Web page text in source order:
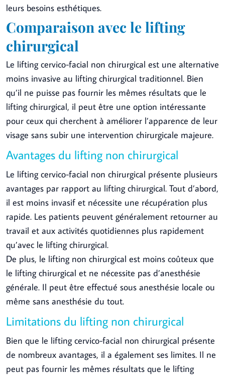
leurs besoins esthétiques.
Comparaison avec le lifting
chirurgical
Le lifting cervico-facial non chirurgical est une alternative
moins invasive au lifting chirurgical traditionnel. Bien
qu’il ne puisse pas fournir les mêmes résultats que le
lifting chirurgical, il peut être une option intéressante
pour ceux qui cherchent à améliorer l’apparence de leur
visage sans subir une intervention chirurgicale majeure.
Avantages du lifting non chirurgical
Le lifting cervico-facial non chirurgical présente plusieurs
avantages par rapport au lifting chirurgical. Tout d’abord,
il est moins invasif et nécessite une récupération plus
rapide. Les patients peuvent généralement retourner au
travail et aux activités quotidiennes plus rapidement
qu’avec le lifting chirurgical.
De plus, le lifting non chirurgical est moins coûteux que
le lifting chirurgical et ne nécessite pas d’anesthésie
générale. Il peut être effectué sous anesthésie locale ou
même sans anesthésie du tout.
Limitations du lifting non chirurgical
Bien que le lifting cervico-facial non chirurgical présente
de nombreux avantages, il a également ses limites. Il ne
peut pas fournir les mêmes résultats que le lifting